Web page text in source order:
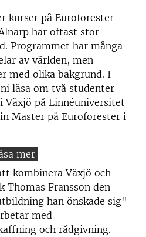
kurser på Euroforester
har oftast stor
Programmet har många
av världen, men
med olika bakgrund. I
läsa om två studenter
Växjö på Linnéuniversitet
Master på Euroforester i
kombinera Växjö och
Thomas Fransson den
han önskade sig"
med
och rådgivning.